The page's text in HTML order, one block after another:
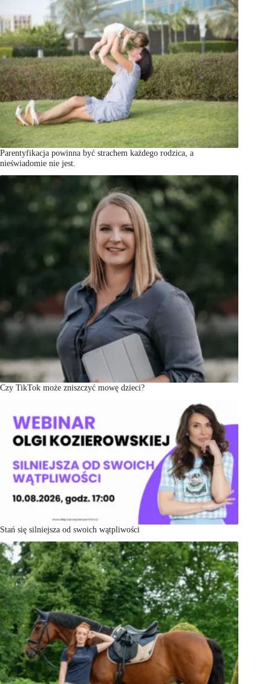
Parentyfikacja powinna być strachem każdego rodzica, a
nieświadomie nie jest.
Czy TikTok może zniszczyć mowę dzieci?
Stań się silniejsza od swoich wątpliwości